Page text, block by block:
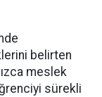
belirten
meslek
sürekli